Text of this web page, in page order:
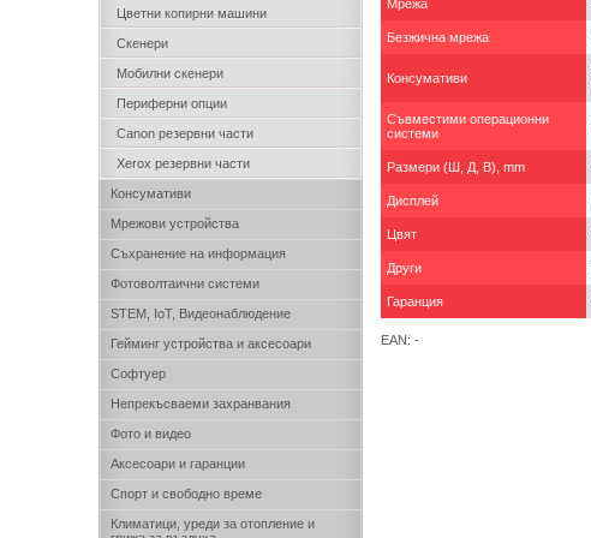
Цветни копирни машини
Скенери
Мобилни скенери
Периферни опции
Canon резервни части
Xerox резервни части
Консумативи
Мрежови устройства
Съхранение на информация
Фотоволтаични системи
STEM, IoT, Видеонаблюдение
Гейминг устройства и аксесоари
Софтуер
Непрекъсваеми захранвания
Фото и видео
Аксесоари и гаранции
Спорт и свободно време
Климатици, уреди за отопление и
Мрежа
Безжична мрежа
Консумативи
Съвместими операционни
системи
Размери (Ш, Д, В), mm
Дисплей
Цвят
Други
Гаранция
EAN: -